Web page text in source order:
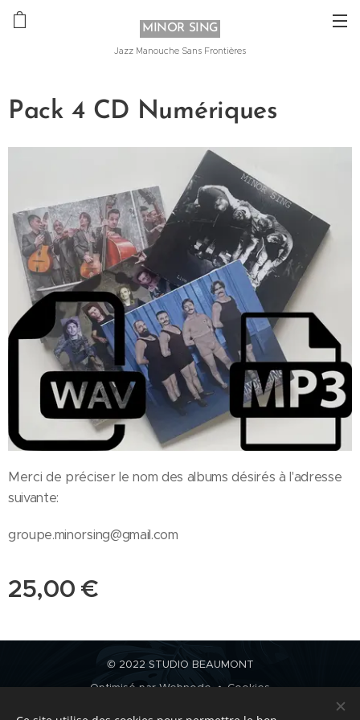
MINOR SING
Jazz Manouche Sans Frontières
Pack 4 CD Numériques
Merci de préciser le nom des albums désirés à l'adresse
suivante:
groupe.minorsing@gmail.com
25,00 €
© 2022 STUDIO BEAUMONT
Optimisé parWebnode Cookies